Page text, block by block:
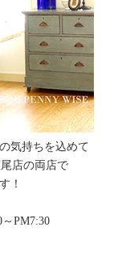
気持ちを込めて
店の両店で
！
PM7:30